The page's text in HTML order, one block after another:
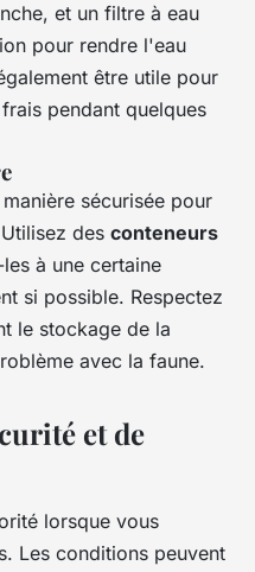
et un filtre à eau
pour rendre l'eau
être utile pour
pendant quelques
sécurisée pour
des conteneurs
à une certaine
si possible. Respectez
le stockage de la
avec la faune.
et de
lorsque vous
Les conditions peuvent